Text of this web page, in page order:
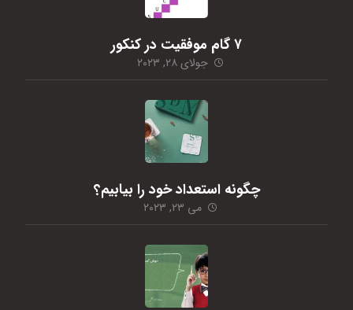
۷ گام موفقیت در کنکور
جولای ۲۸, ۲۰۲۳
چگونه استعداد خود را بیابیم؟
می ۲۳, ۲۰۲۳